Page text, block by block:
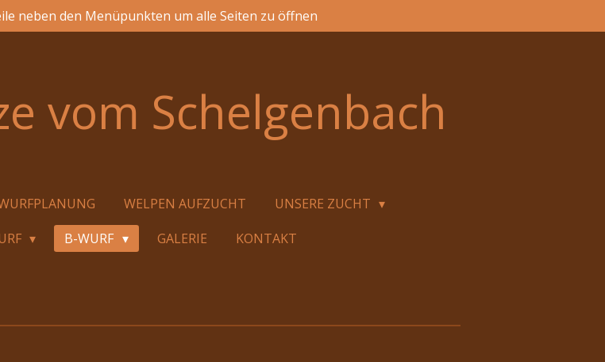
neben den Menüpunkten um alle Seiten zu öffnen
vom Schelgenbach
WELPEN AUFZUCHT
UNSERE ZUCHT
B-WURF GALERIE KONTAKT